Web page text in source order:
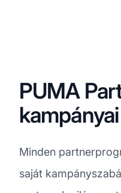
PUMA
kampányai
Minden
saját